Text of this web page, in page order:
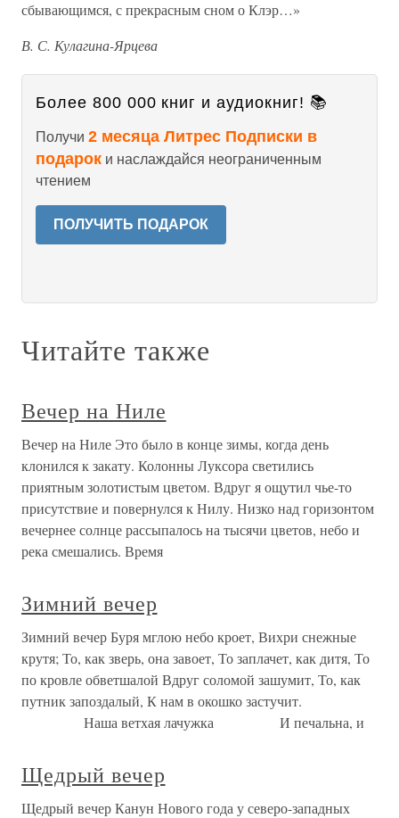
сбывающимся, с прекрасным сном о Клэр…»
В. С. Кулагина-Ярцева
Более 800 000 книг и аудиокниг! 📚
Получи 2 месяца Литрес Подписки в
подарок и наслаждайся неограниченным
чтением
ПОЛУЧИТЬ ПОДАРОК
Читайте также
Вечер на Ниле
Вечер на Ниле Это было в конце зимы, когда день
клонился к закату. Колонны Луксора светились
приятным золотистым цветом. Вдруг я ощутил чье-то
присутствие и повернулся к Нилу. Низко над горизонтом
вечернее солнце рассыпалось на тысячи цветов, небо и
река смешались. Время
Зимний вечер
Зимний вечер Буря мглою небо кроет, Вихри снежные
крутя; То, как зверь, она завоет, То заплачет, как дитя, То
по кровле обветшалой Вдруг соломой зашумит, То, как
путник запоздалый, К нам в окошко застучит.
Наша ветхая лачужка И печальна, и
Щедрый вечер
Щедрый вечер Канун Нового года у северо-западных